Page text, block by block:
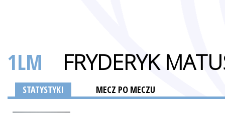
1LM FRYDERYK
STATYSTYKI MECZ PO MECZU